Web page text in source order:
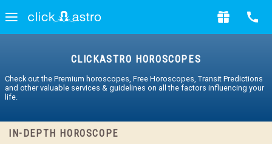
CLICKASTRO HOROSCOPES
Check out the Premium horoscopes, Free Horoscopes, Transit Predictions
and other valuable services & guidelines on all the factors influencing your
life.
IN-DEPTH HOROSCOPE